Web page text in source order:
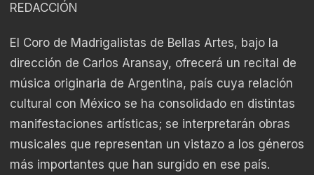
REDACCIÓN
El Coro de Madrigalistas de Bellas Artes, bajo la
dirección de Carlos Aransay, ofrecerá un recital de
música originaria de Argentina, país cuya relación
cultural con México se ha consolidado en distintas
manifestaciones artísticas; se interpretarán obras
musicales que representan un vistazo a los géneros
más importantes que han surgido en ese país.